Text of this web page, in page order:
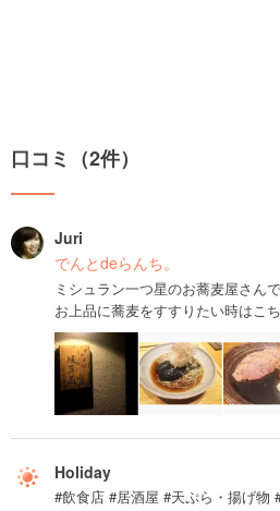
口コミ（2件）
Juri
でんとdeらんち。
ミシュラン一つ星のお蕎麦屋さんで
お上品に蕎麦をすすりたい時はこ
Holiday
#飲食店 #居酒屋 #天ぷら・揚げ物